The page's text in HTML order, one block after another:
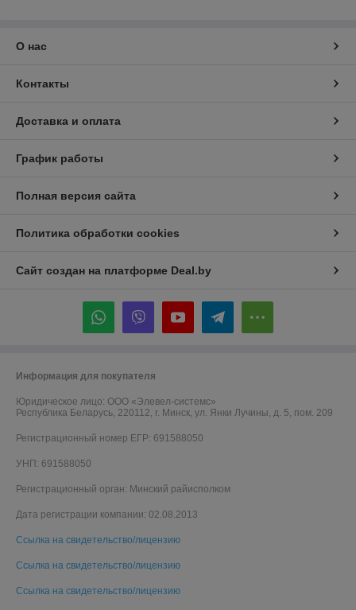
О нас
Контакты
Доставка и оплата
График работы
Полная версия сайта
Политика обработки cookies
Сайт создан на платформе Deal.by
Информация для покупателя
Юридическое лицо: ООО «Элевел-системс»
Республика Беларусь, 220112, г. Минск, ул. Янки Лучины, д. 5, пом. 209
Регистрационный номер ЕГР: 691588050
УНП: 691588050
Регистрационный орган: Минский райисполком
Дата регистрации компании: 02.08.2013
Ссылка на свидетельство/лицензию
Ссылка на свидетельство/лицензию
Ссылка на свидетельство/лицензию